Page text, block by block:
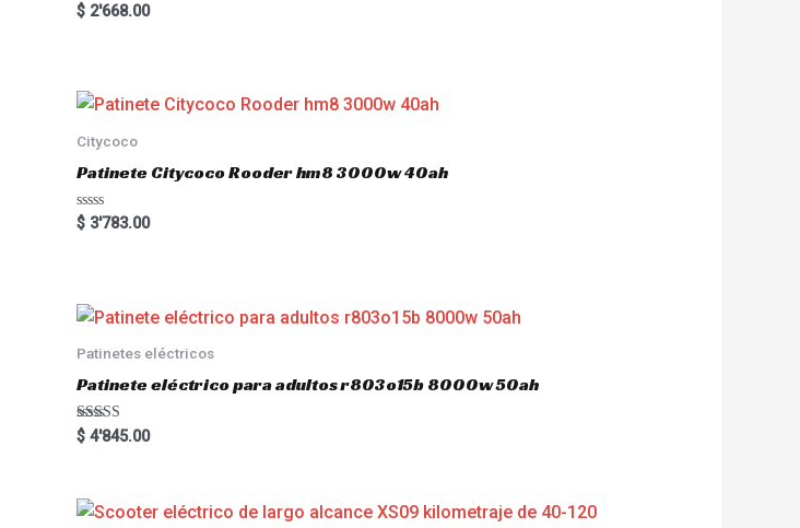
R
a
o
u
o
f
5
$ 2'668.00
Citycoco
Patinete Citycoco Rooder hm8 3000w 40ah
R
a
o
u
o
f
5
$ 3'783.00
Patinetes eléctricos
Patinete eléctrico para adultos r803o15b 8000w 50ah
Rated
5.00
$ 4'845.00